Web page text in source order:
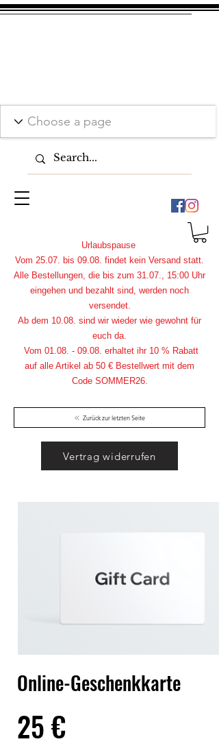
Zurück zur letzten Seite
Urlaubspause
Vom 25.07. bis 09.08. findet kein Versand statt.
Alle Bestellungen, die bis zum 31.07., 15:00 Uhr
eingehen und bezahlt sind, werden noch
versendet.
Ab dem 10.08. sind wir wieder wie gewohnt für
euch da.
Vom 01.08. - 09.08. erhaltet ihr 10 % Rabatt
auf alle Artikel ab 50 € Bestellwert mit dem
Code SOMMER26.
Vertrag widerrufen
Online-Geschenkkarte
25 €